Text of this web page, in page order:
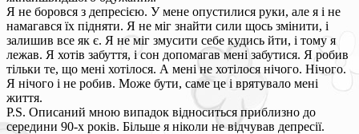
Я не боровся з депресією. У мене опустилися руки, але я і не
намагався їх підняти. Я не міг знайти сили щось змінити, і
залишив все як є. Я не міг змусити себе кудись йти, і тому я
лежав. Я хотів забуття, і сон допомагав мені забутися. Я робив
тільки те, що мені хотілося. А мені не хотілося нічого. Нічого.
Я нічого і не робив. Може бути, саме це і врятувало мені
життя.
P.S. Описаний мною випадок відноситься приблизно до
середини 90-х років. Більше я ніколи не відчував депресії.